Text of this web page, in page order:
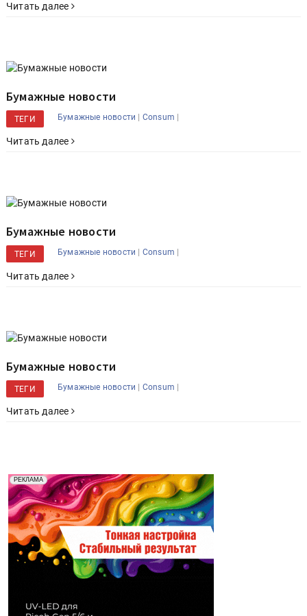
Читать далее
Бумажные новости
ТЕГИ Бумажные новости | Consum |
Читать далее
Бумажные новости
ТЕГИ Бумажные новости | Consum |
Читать далее
Бумажные новости
ТЕГИ Бумажные новости | Consum |
Читать далее
РЕКЛАМА
Реклама. Рекламодатель ООО "Передовые Системы
Печати" erid: 2SDnjd2d4Qz